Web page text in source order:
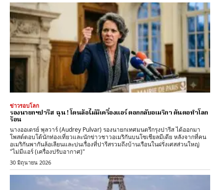
ข่าวรอบโลก
รองนายกฯปารีส ฉุน ! โดนล้อไม่มีเครื่องแอร์ ตอกกลับอเมริกา ต้นตอทำโลก
ร้อน
นางออเดรย์ พุลวาร์ (Audrey Pulvar) รองนายกเทศมนตรีกรุงปารีส ได้ออกมา
โพสต์ตอบโต้นักท่องเที่ยวและนักข่าวชาวอเมริกันบนโซเชียลมีเดีย หลังจากที่คน
อเมริกันพากันล้อเลียนและบ่นเรื่องที่ปารีสรวมถึงบ้านเรือนในฝรั่งเศสส่วนใหญ่
"ไม่มีแอร์ (เครื่องปรับอากาศ)"
30 มิถุนายน 2026